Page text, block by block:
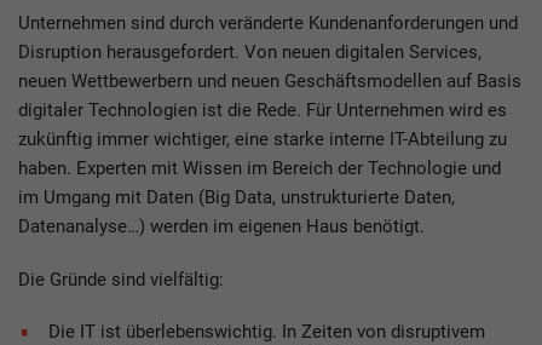
Unternehmen sind durch veränderte Kundenanforderungen und
Disruption herausgefordert. Von neuen digitalen Services,
neuen Wettbewerbern und neuen Geschäftsmodellen auf Basis
digitaler Technologien ist die Rede. Für Unternehmen wird es
zukünftig immer wichtiger, eine starke interne IT-Abteilung zu
haben. Experten mit Wissen im Bereich der Technologie und
im Umgang mit Daten (Big Data, unstrukturierte Daten,
Datenanalyse…) werden im eigenen Haus benötigt.
Die Gründe sind vielfältig:
Die IT ist überlebenswichtig. In Zeiten von disruptivem